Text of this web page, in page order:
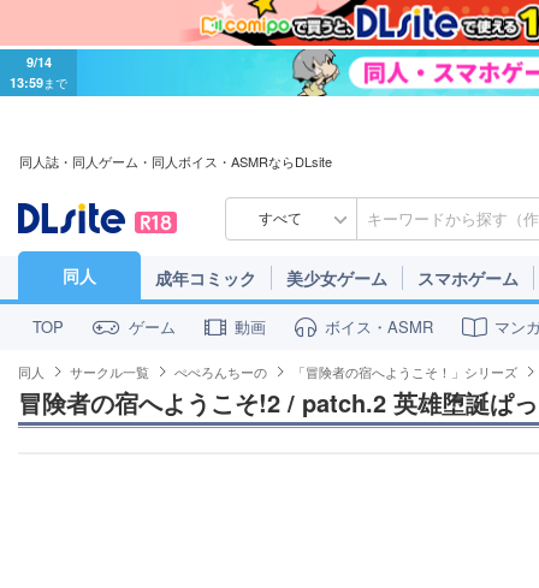
9/14
13:59まで
同人誌・同人ゲーム・同人ボイス・ASMRならDLsite
すべて
同人 成年コミック 美少女ゲーム スマホゲーム
TOP ゲーム 動画 ボイス・ASMR マン
同人 サークル一覧 ぺぺろんちーの 「冒険者の宿へようこそ！」シリーズ
冒険者の宿へようこそ!2 / patch.2 英雄堕誕ぱ